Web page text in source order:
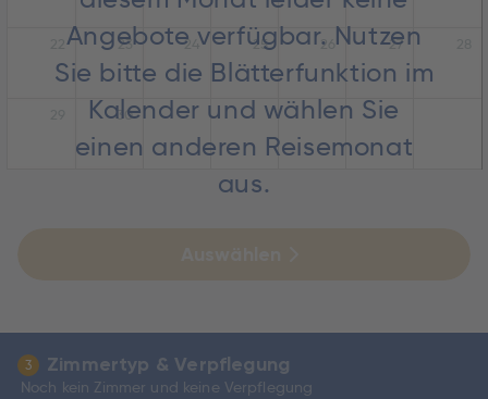
Angebote verfügbar. Nutzen
Sie bitte die Blätterfunktion im
Kalender und wählen Sie
einen anderen Reisemonat
aus.
23 24 25 26 27
30
3 Zimmertyp & Verpflegung
Noch kein Zimmer und keine Verpflegung